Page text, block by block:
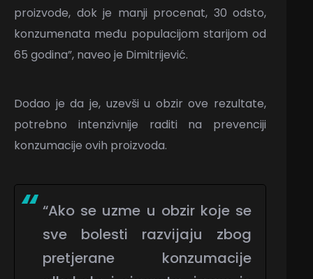
proizvode, dok je manji procenat, 30 odsto,
konzumenata među populacijom starijom od
65 godina”, naveo je Dimitrijević.
Dodao je da je, uzevši u obzir ove rezultate,
potrebno intenzivnije raditi na prevenciji
konzumacije ovih proizvoda.
“Ako se uzme u obzir koje se
sve bolesti razvijaju zbog
pretjerane konzumacije